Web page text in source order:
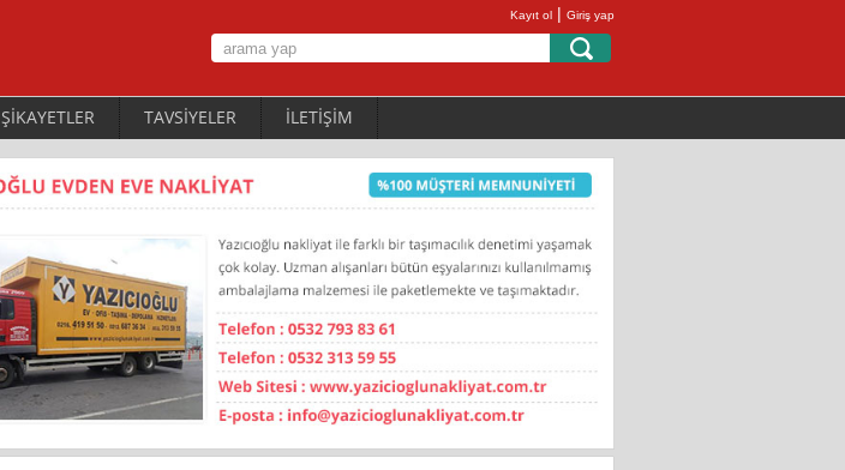
Kayıt ol | Giriş yap
ŞİKAYETLER TAVSİYELER İLETİŞİM